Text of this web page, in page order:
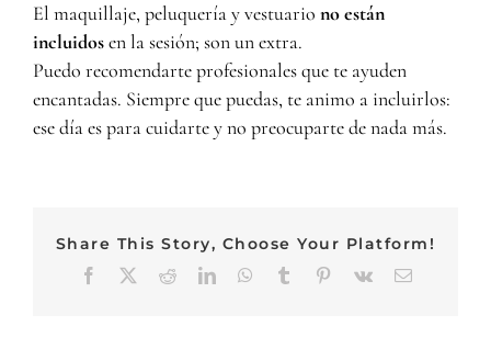
El maquillaje, peluquería y vestuario no están
incluidosen la sesión; son un extra.
Puedo recomendarte profesionales que te ayuden
encantadas. Siempre que puedas, te animo a incluirlos:
ese día es para cuidarte y no preocuparte de nada más.
Share This Story, Choose Your Platform!
Facebook RedditLinkedInWhatsApp
Tumblr Pinterest
Vk Email